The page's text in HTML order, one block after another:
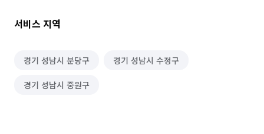
서비스 지역
경기 성남시 분당구 경기 성남시 수정구
경기 성남시 중원구